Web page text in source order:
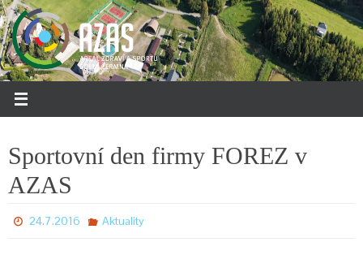
Přeskočit
na
obsah
Sportovní den firmy FOREZ v
AZAS
24.7.2016 Aktuality